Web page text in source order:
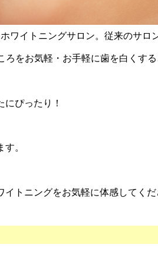
ワイトニングサロン。従来のサ
をお気軽・お手軽に歯を白くする
ぴったり！
。
トニングをお気軽に体感してくだ